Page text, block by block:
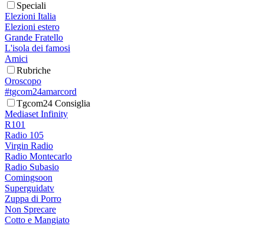
Speciali
Elezioni Italia
Elezioni estero
Grande Fratello
L'isola dei famosi
Amici
Rubriche
Oroscopo
#tgcom24amarcord
Tgcom24 Consiglia
Mediaset Infinity
R101
Radio 105
Virgin Radio
Radio Montecarlo
Radio Subasio
Comingsoon
Superguidatv
Zuppa di Porro
Non Sprecare
Cotto e Mangiato